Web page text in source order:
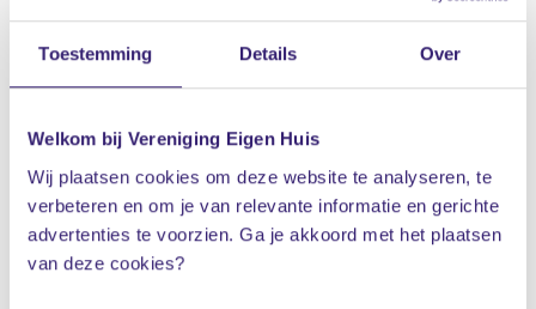
Toestemming Details Over
Welkom bij Vereniging Eigen Huis
Wij plaatsen cookies om deze website te analyseren, te
verbeteren en om je van relevante informatie en gerichte
advertenties te voorzien. Ga je akkoord met het plaatsen
van deze cookies?
ik een woning koop?
een koopcontract voor mijn
woning naar de notaris?